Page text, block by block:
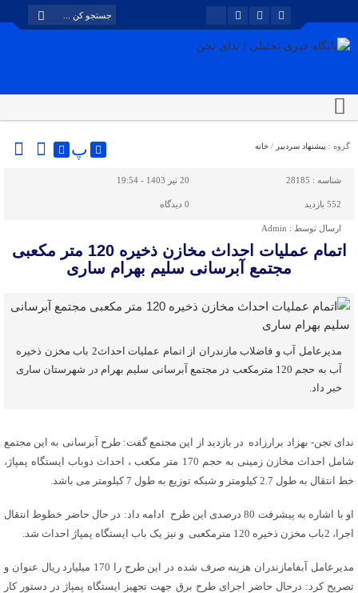
گروه : پیشنهاد سردبیر / خانه پ
شناسه : 28185 20 تیر 1403 - 19:54
552 بازدید 0 دیدگاه
ارسال توسط : Admin
اتمام عملیات احداث مخازن ذخیره 120 متر مکعبی
مجتمع آبرسانی سلیم بهرام ساری
مدیرعامل آب و فاضلاب مازندران از اتمام عملیات احداث2 باب مخزن ذخیره
آب به حجم 120 مترمکعب در مجتمع آبرسانی سلیم بهرام در شهرستان ساری
خبر داد.
ندای تجن- بهزاد برارزاده در بازدید از این مجتمع گفت: طرح آبرسانی به این مجتمع
شامل احداث مخازن زمینی به حجم 170 متر مکعب ، احداث دوباب ایستگاه پمپاژ،
خط انتقال به طول 2.7 کیلومتر و شبکه توزیع به طول 7 کیلومتر می باشد.
او با اشاره به پیشرفت 80 درصدی این طرح ادامه داد: در حال حاضر خطوط انتقال
اجرا، 2باب مخزن ذخیره 120 مترمکعبی و نیز یک باب ایستگاه پمپاژ احداث شد.
مدیرعامل آبفامازندران هزینه صرف شده در این طرح را 170 میلیارد ریال عنوان و
تصریح کرد: درحال حاضر اجرای طرح برق جهت تجهیز ایستگاه پمپاژ در دستور کار